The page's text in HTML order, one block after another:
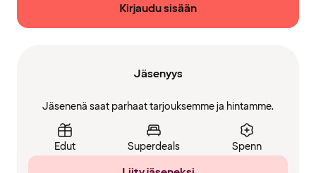
Kirjaudu sisään
Jäsenyys
Jäsenenä saat parhaat tarjouksemme ja hintamme.
Edut Superdeals Spenn